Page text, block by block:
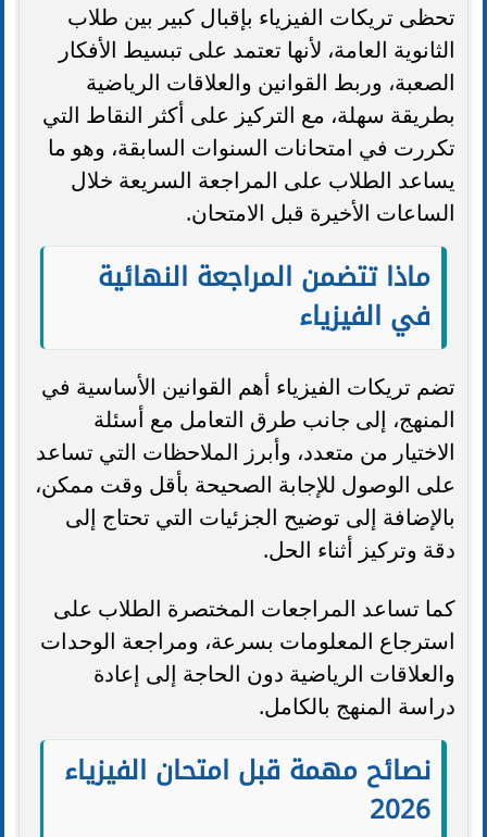
تحظى تريكات الفيزياء بإقبال كبير بين طلاب
الثانوية العامة، لأنها تعتمد على تبسيط الأفكار
الصعبة، وربط القوانين والعلاقات الرياضية
بطريقة سهلة، مع التركيز على أكثر النقاط التي
تكررت في امتحانات السنوات السابقة، وهو ما
يساعد الطلاب على المراجعة السريعة خلال
الساعات الأخيرة قبل الامتحان.
ماذا تتضمن المراجعة النهائية
في الفيزياء
تضم تريكات الفيزياء أهم القوانين الأساسية في
المنهج، إلى جانب طرق التعامل مع أسئلة
الاختيار من متعدد، وأبرز الملاحظات التي تساعد
على الوصول للإجابة الصحيحة بأقل وقت ممكن،
بالإضافة إلى توضيح الجزئيات التي تحتاج إلى
دقة وتركيز أثناء الحل.
كما تساعد المراجعات المختصرة الطلاب على
استرجاع المعلومات بسرعة، ومراجعة الوحدات
والعلاقات الرياضية دون الحاجة إلى إعادة
دراسة المنهج بالكامل.
نصائح مهمة قبل امتحان الفيزياء
2026